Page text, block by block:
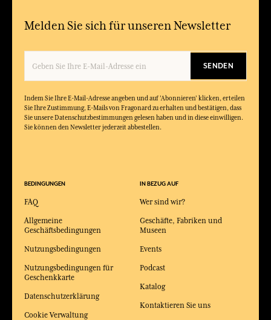
Melden Sie sich für unseren Newsletter
SENDEN
Indem Sie Ihre E-Mail-Adresse angeben und auf 'Abonnieren' klicken, erteilen
Sie Ihre Zustimmung, E-Mails von Fragonard zu erhalten und bestätigen, dass
Sie unsere Datenschutzbestimmungen gelesen haben und in diese einwilligen.
Sie können den Newsletter jederzeit abbestellen.
BEDINGUNGEN
FAQ
Allgemeine
Geschäftsbedingungen
Nutzungsbedingungen
Nutzungsbedingungen für
Geschenkkarte
Datenschutzerklärung
Cookie Verwaltung
IN BEZUG AUF
Wer sind wir?
Geschäfte, Fabriken und
Museen
Events
Podcast
Katalog
Kontaktieren Sie uns